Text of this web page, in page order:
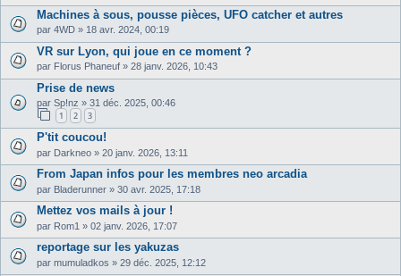
Machines à sous, pousse pièces, UFO catcher et autres
par 4WD » 18 avr. 2024, 00:19
VR sur Lyon, qui joue en ce moment ?
par Florus Phaneuf » 28 janv. 2026, 10:43
Prise de news
par Sp!nz » 31 déc. 2025, 00:46
1 2 3
P'tit coucou!
par Darkneo » 20 janv. 2026, 13:11
From Japan infos pour les membres neo arcadia
par Bladerunner » 30 avr. 2025, 17:18
Mettez vos mails à jour !
par Rom1 » 02 janv. 2026, 17:07
reportage sur les yakuzas
par mumuladkos » 29 déc. 2025, 12:12